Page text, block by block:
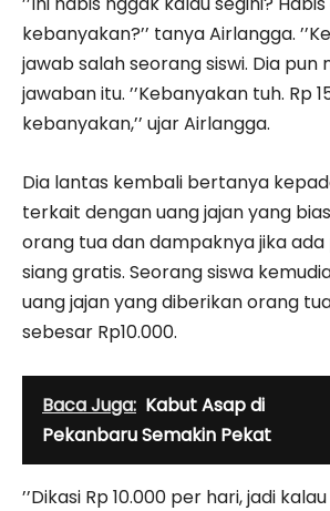
kebanyakan?’’ tanya Airlangga.
jawab salah seorang siswi. Dia pun
jawaban itu. ’’Kebanyakan tuh. Rp
kebanyakan,’’ ujar Airlangga.
Dia lantas kembali bertanya
terkait dengan uang jajan yang
orang tua dan dampaknya jika
siang gratis. Seorang siswa
uang jajan yang diberikan orang
sebesar Rp10.000.
Baca Juga: Kabut Asap di
Pekanbaru Semakin Pekat
’’Dikasi Rp 10.000 per hari, jadi